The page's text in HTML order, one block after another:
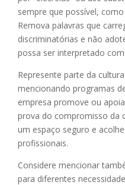
sempre que possível, como
Remova palavras que
discriminatórias e não
possa ser interpretado
Represente parte da
mencionando programas
empresa promove ou
prova do compromisso da
um espaço seguro e
profissionais.
Considere mencionar
para diferentes